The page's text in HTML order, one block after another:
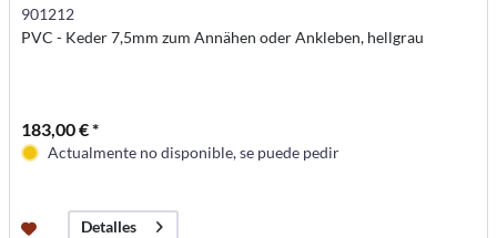
901212
PVC - Keder 7,5mm zum Annähen oder Ankleben, hellgrau
183,00 € *
Actualmente no disponible, se puede pedir
Detalles